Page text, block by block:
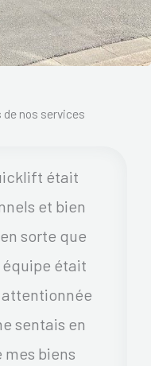
de nos services
était
et bien
sorte que
équipe était
sentais en
biens